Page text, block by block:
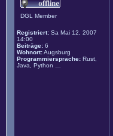
DGL Member
Registriert: Sa Mai 12, 2007
14:00
Beiträge: 6
Wohnort:Augsburg
Programmiersprache: Rust,
Java, Python …